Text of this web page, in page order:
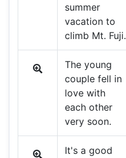
summer
vacation to
climb Mt. Fuji.
The young
couple fell in
love with
each other
very soon.
It's a good